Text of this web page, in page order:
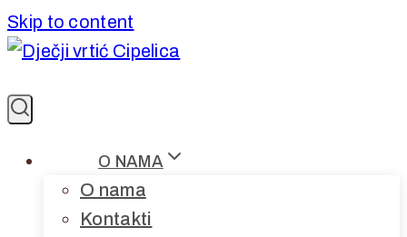
Skip to content
O NAMA
O nama
Kontakti